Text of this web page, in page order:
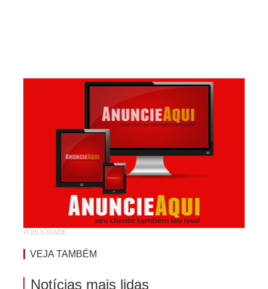
Pompilio Sampaio
São Judas Tadeu
Vila Rodoviária
PUBLICIDADE
VEJA TAMBÉM
Notícias mais lidas